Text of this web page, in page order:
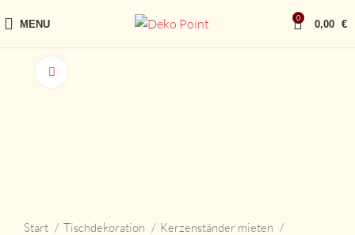
MENU 0 0,00 €
Start Tischdekoration Kerzenständer mieten